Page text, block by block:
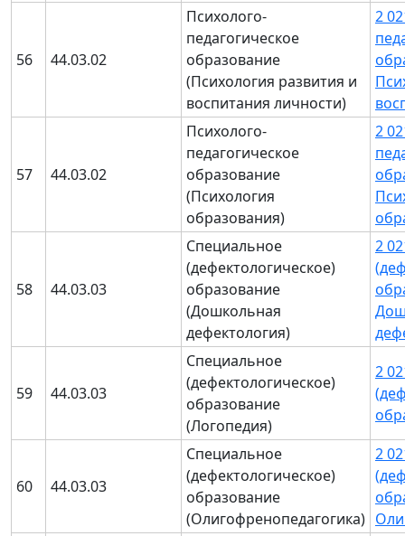
56 44.03.02
Психолого-
педагогическое
образование
(Психология развития и
воспитания личности)
2
57 44.03.02
Психолого-
педагогическое
образование
(Психология
образования)
2
58 44.03.03
Специальное
(дефектологическое)
образование
(Дошкольная
дефектология)
2
59 44.03.03
Специальное
(дефектологическое)
образование
(Логопедия)
2
60 44.03.03
Специальное
(дефектологическое)
образование
(Олигофренопедагогика)
2